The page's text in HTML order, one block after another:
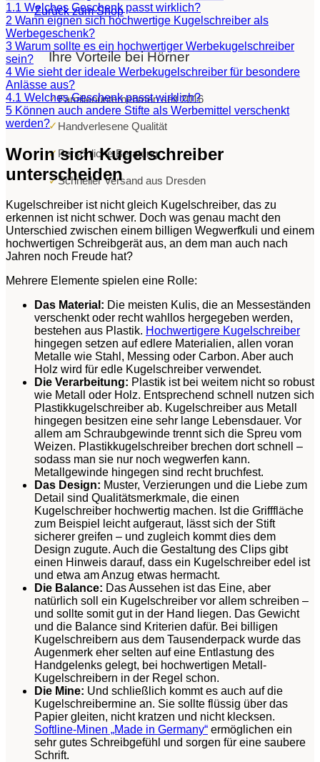
Zurück zum Shop
Ihre Vorteile bei Hörner
✓Familienunternehmen seit 2016
✓ Handverlesene Qualität
✓ Persönliche Beratung
✓Schneller Versand aus Dresden
1.1 Welches Geschenk passt wirklich?
2 Wann eignen sich hochwertige Kugelschreiber als
Werbegeschenk?
3 Warum sollte es ein hochwertiger Werbekugelschreiber
sein?
4 Wie sieht der ideale Werbekugelschreiber für besondere
Anlässe aus?
4.1 Welches Geschenk passt wirklich?
5 Können auch andere Stifte als Werbemittel verschenkt
werden?
Worin sich Kugelschreiber
unterscheiden
Kugelschreiber ist nicht gleich Kugelschreiber, das zu
erkennen ist nicht schwer. Doch was genau macht den
Unterschied zwischen einem billigen Wegwerfkuli und einem
hochwertigen Schreibgerät aus, an dem man auch nach
Jahren noch Freude hat?
Mehrere Elemente spielen eine Rolle:
Das Material: Die meisten Kulis, die an Messeständen
verschenkt oder recht wahllos hergegeben werden,
bestehen aus Plastik. Hochwertigere Kugelschreiber
hingegen setzen auf edlere Materialien, allen voran
Metalle wie Stahl, Messing oder Carbon. Aber auch
Holz wird für edle Kugelschreiber verwendet.
Die Verarbeitung: Plastik ist bei weitem nicht so robust
wie Metall oder Holz. Entsprechend schnell nutzen sich
Plastikkugelschreiber ab. Kugelschreiber aus Metall
hingegen besitzen eine sehr lange Lebensdauer. Vor
allem am Schraubgewinde trennt sich die Spreu vom
Weizen. Plastikkugelschreiber brechen dort schnell –
sodass man sie nur noch wegwerfen kann.
Metallgewinde hingegen sind recht bruchfest.
Das Design: Muster, Verzierungen und die Liebe zum
Detail sind Qualitätsmerkmale, die einen
Kugelschreiber hochwertig machen. Ist die Grifffläche
zum Beispiel leicht aufgeraut, lässt sich der Stift
sicherer greifen – und zugleich kommt dies dem
Design zugute. Auch die Gestaltung des Clips gibt
einen Hinweis darauf, dass ein Kugelschreiber edel ist
und etwa am Anzug etwas hermacht.
Die Balance: Das Aussehen ist das Eine, aber
natürlich soll ein Kugelschreiber vor allem schreiben –
und sollte somit gut in der Hand liegen. Das Gewicht
und die Balance sind Kriterien dafür. Bei billigen
Kugelschreibern aus dem Tausenderpack wurde das
Augenmerk eher selten auf eine Entlastung des
Handgelenks gelegt, bei hochwertigen Metall-
Kugelschreibern in der Regel schon.
Die Mine: Und schließlich kommt es auch auf die
Kugelschreibermine an. Sie sollte flüssig über das
Papier gleiten, nicht kratzen und nicht klecksen.
Softline-Minen „Made in Germany“ ermöglichen ein
sehr gutes Schreibgefühl und sorgen für eine saubere
Schrift.